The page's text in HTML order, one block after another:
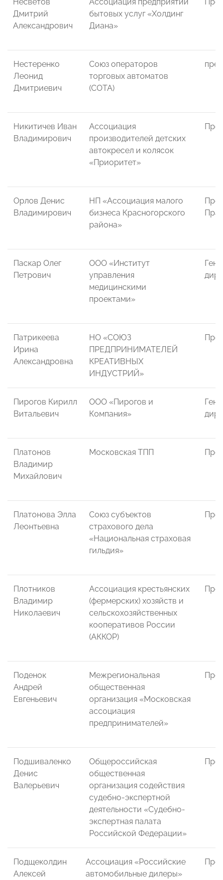
Дмитрий
Александрович
бытовых услуг «Холдинг
Диана»
Нестеренко
Леонид
Дмитриевич
Союз операторов
торговых автоматов
(СОТА)
Никитичев Иван
Владимирович
Ассоциация
производителей детских
автокресел и колясок
«Приоритет»
Орлов Денис
Владимирович
НП «Ассоциация малого
бизнеса Красногорского
района»
Паскар Олег
Петрович
ООО «Институт
управления
медицинскими
проектами»
Патрикеева
Ирина
Александровна
НО «СОЮЗ
ПРЕДПРИНИМАТЕЛЕЙ
КРЕАТИВНЫХ
ИНДУСТРИЙ»
Пирогов Кирилл
Витальевич
ООО «Пирогов и
Компания»
Платонов
Владимир
Михайлович
Московская ТПП
Платонова Элла
Леонтьевна
Союз субъектов
страхового дела
«Национальная страховая
гильдия»
Плотников
Владимир
Николаевич
Ассоциация крестьянских
(фермерских) хозяйств и
сельскохозяйственных
кооперативов России
(АККОР)
Поденок
Андрей
Евгеньевич
Межрегиональная
общественная
организация «Московская
ассоциация
предпринимателей»
Подшиваленко
Денис
Валерьевич
Общероссийская
общественная
организация содействия
судебно-экспертной
деятельности «Судебно-
экспертная палата
Российской Федерации»
Подщеколдин
Алексей
Ассоциация «Российские
автомобильные дилеры»